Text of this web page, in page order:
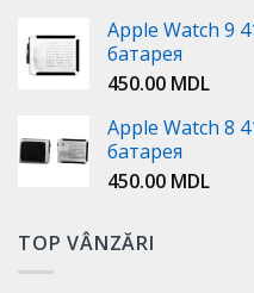
Apple Watch 9
батарея
450.00 MDL
Apple Watch 8
батарея
450.00 MDL
TOP VÂNZĂRI